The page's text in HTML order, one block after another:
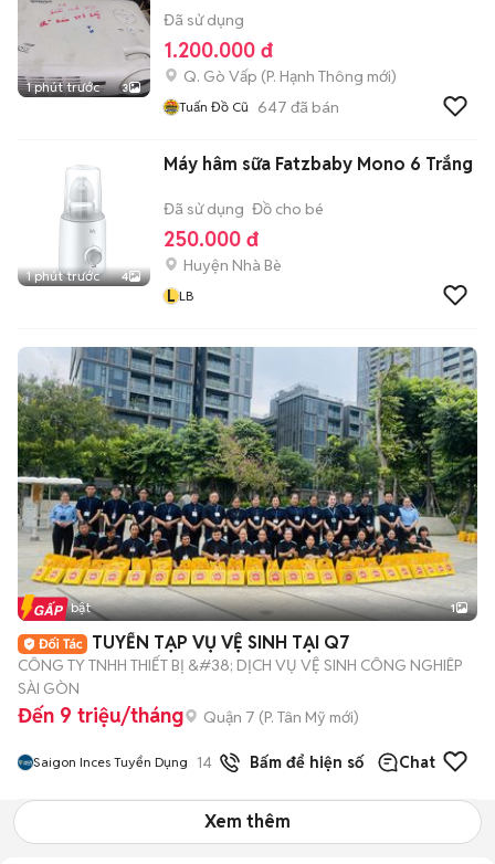
1 phút trước 3
Đã sử dụng
1.200.000 đ
Q. Gò Vấp (P. Hạnh Thông mới)
Tuấn Đồ Cũ 647 đã bán
1 phút trước 4
Máy hâm sữa Fatzbaby Mono 6 Trắng
Đã sử dụng Đồ cho bé
250.000 đ
Huyện Nhà Bè
L LB
Tin nổi bật 1
TUYỂN TẠP VỤ VỆ SINH TẠI Q7
CÔNG TY TNHH THIẾT BỊ &#38; DỊCH VỤ VỆ SINH CÔNG NGHIÊP
SÀI GÒN
Đến 9 triệu/tháng Quận 7 (P. Tân Mỹ mới)
Saigon Inces Tuyển Dụng 14 đã bánBấm để hiện số Chat
Xem thêm